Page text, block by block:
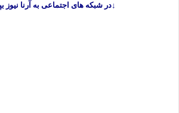
↓در شبکه های اجتماعی به آرنا نیوز